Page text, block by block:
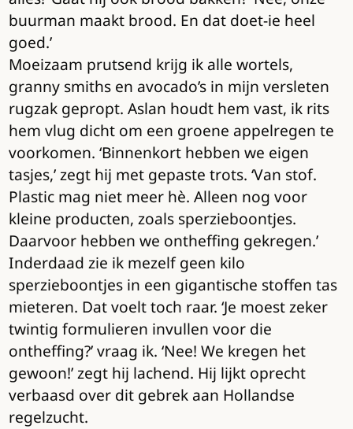
buurman maakt brood. En dat doet-ie heel
goed.’
Moeizaam prutsend krijg ik alle wortels,
granny smiths en avocado’s in mijn versleten
rugzak gepropt. Aslan houdt hem vast, ik rits
hem vlug dicht om een groene appelregen te
voorkomen. ‘Binnenkort hebben we eigen
tasjes,’ zegt hij met gepaste trots. ‘Van stof.
Plastic mag niet meer hè. Alleen nog voor
kleine producten, zoals sperzieboontjes.
Daarvoor hebben we ontheffing gekregen.’
Inderdaad zie ik mezelf geen kilo
sperzieboontjes in een gigantische stoffen tas
mieteren. Dat voelt toch raar. ‘Je moest zeker
twintig formulieren invullen voor die
ontheffing?’ vraag ik. ‘Nee! We kregen het
gewoon!’ zegt hij lachend. Hij lijkt oprecht
verbaasd over dit gebrek aan Hollandse
regelzucht.